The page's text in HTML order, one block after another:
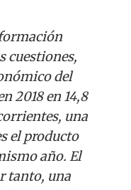
cuestiones,
del
2018 en 14,8
una
el producto
año. El
tanto, una